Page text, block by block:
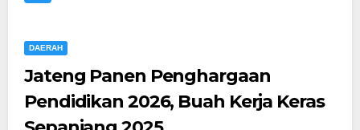
DAERAH
Jateng Panen Penghargaan
Pendidikan 2026, Buah Kerja Keras